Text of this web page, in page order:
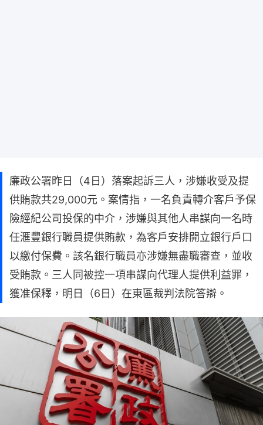
廉政公署昨日（4日）落案起訴三人，涉嫌收受及提
供賄款共29,000元。案情指，一名負責轉介客戶予保
險經紀公司投保的中介，涉嫌與其他人串謀向一名時
任滙豐銀行職員提供賄款，為客戶安排開立銀行戶口
以繳付保費。該名銀行職員亦涉嫌無盡職審查，並收
受賄款。三人同被控一項串謀向代理人提供利益罪，
獲准保釋，明日（6日）在東區裁判法院答辯。